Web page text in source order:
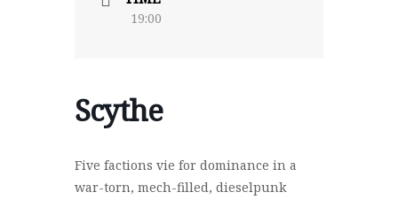
19:00
Scythe
Five factions vie for dominance in a
war-torn, mech-filled, dieselpunk